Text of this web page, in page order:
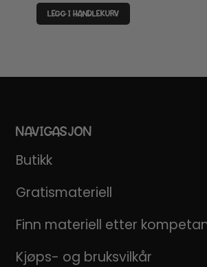
LEGG I HANDLEKURV
NAVIGASJON
Butikk
Gratismateriell
Finn materiell etter
Kjøps- og bruksvilkår